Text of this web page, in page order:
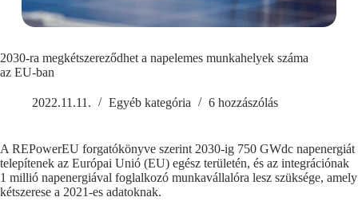
2030-ra megkétszereződhet a napelemes munkahelyek száma
az EU-ban
2022.11.11. Egyéb kategória 6 hozzászólás
A REPowerEU forgatókönyve szerint 2030-ig 750 GWdc napenergiát
telepítenek az Európai Unió (EU) egész területén, és az integrációnak
1 millió napenergiával foglalkozó munkavállalóra lesz szüksége, amely
kétszerese a 2021-es adatoknak.